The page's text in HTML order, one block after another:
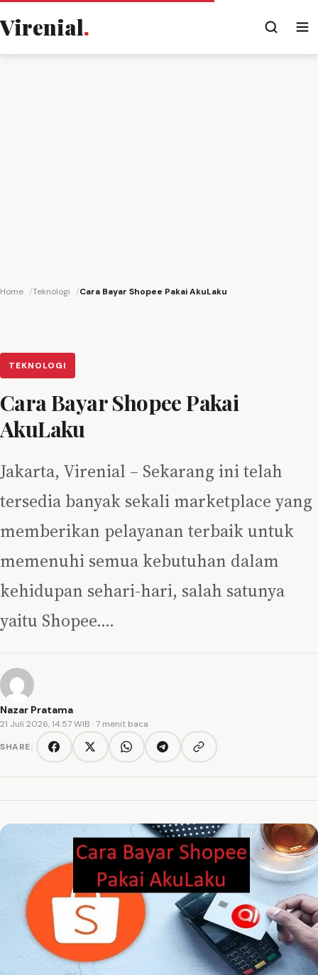
Virenial.
Home Teknologi Cara Bayar Shopee Pakai AkuLaku
TEKNOLOGI
Cara Bayar Shopee Pakai
AkuLaku
Jakarta, Virenial – Sekarang ini telah
tersedia banyak sekali marketplace yang
memberikan pelayanan terbaik untuk
memenuhi semua kebutuhan dalam
kehidupan sehari-hari, salah satunya
yaitu Shopee.…
Nazar Pratama
21 Juli 2026, 14:57 WIB · 7 menit baca
SHARE:
FacebookTwitter/XWhatsAppTelegramCopy link